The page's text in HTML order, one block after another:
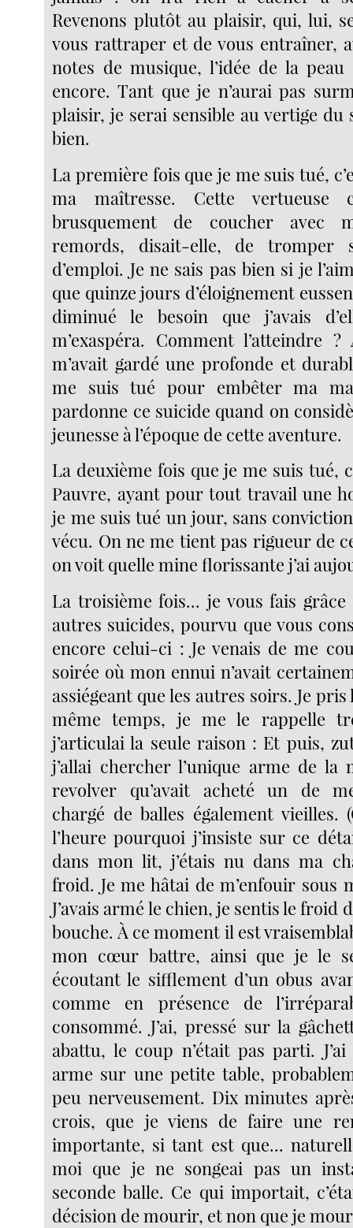
Revenons plutôt au plaisir, qui, lui,
vous rattraper et de vous entraîner,
notes de musique, l’idée de la peau
encore. Tant que je n’aurai pas
plaisir, je serai sensible au vertige du
bien.
La première fois que je me suis tué,
ma maîtresse. Cette vertueuse
brusquement de coucher avec
remords, disait-elle, de tromper
d’emploi. Je ne sais pas bien si je
que quinze jours d’éloignement
diminué le besoin que j’avais
m’exaspéra. Comment l’atteindre
m’avait gardé une profonde et
me suis tué pour embêter ma
pardonne ce suicide quand on
jeunesse à l’époque de cette aventure.
La deuxième fois que je me suis tué,
Pauvre, ayant pour tout travail une
je me suis tué un jour, sans
vécu. On ne me tient pas rigueur de
on voit quelle mine florissante j’ai
La troisième fois... je vous fais
autres suicides, pourvu que vous
encore celui-ci : Je venais de me
soirée où mon ennui n’avait
assiégeant que les autres soirs. Je
même temps, je me le rappelle
j’articulai la seule raison : Et puis,
j’allai chercher l’unique arme de la
revolver qu’avait acheté un de
chargé de balles également
l’heure pourquoi j’insiste sur ce
dans mon lit, j’étais nu dans ma
froid. Je me hâtai de m’enfouir sous
J’avais armé le chien, je sentis le froid
bouche. À ce moment il est
mon cœur battre, ainsi que je le
écoutant le sifflement d’un obus
comme en présence de
consommé. J’ai, pressé sur la
abattu, le coup n’était pas parti.
arme sur une petite table,
peu nerveusement. Dix minutes
crois, que je viens de faire une
importante, si tant est que...
moi que je ne songeai pas un
seconde balle. Ce qui importait,
décision de mourir, et non que je